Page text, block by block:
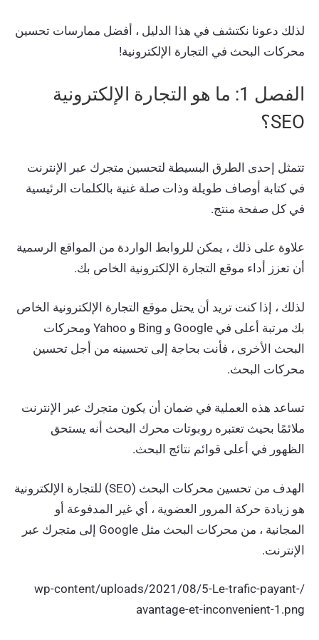
لذلك دعونا نكتشف في هذا الدليل ، أفضل ممارسات تحسين
محركات البحث في التجارة الإلكترونية!
الفصل 1: ما هو التجارة الإلكترونية
SEO؟
تتمثل إحدى الطرق البسيطة لتحسين متجرك عبر الإنترنت
في كتابة أوصاف طويلة وذات صلة غنية بالكلمات الرئيسية
في كل صفحة منتج.
علاوة على ذلك ، يمكن للروابط الواردة من المواقع الرسمية
أن تعزز أداء موقع التجارة الإلكترونية الخاص بك.
لذلك ، إذا كنت تريد أن يحتل موقع التجارة الإلكترونية الخاص
بك مرتبة أعلى في Google و Bing و Yahoo ومحركات
البحث الأخرى ، فأنت بحاجة إلى تحسينه من أجل تحسين
محركات البحث.
تساعد هذه العملية في ضمان أن يكون متجرك عبر الإنترنت
ملائمًا بحيث تعتبره روبوتات محرك البحث أنه يستحق
الظهور في أعلى قوائم نتائج البحث.
الهدف من تحسين محركات البحث (SEO) للتجارة الإلكترونية
هو زيادة حركة المرور العضوية ، أي غير المدفوعة أو
المجانية ، من محركات البحث مثل Google إلى متجرك عبر
الإنترنت.
/wp-content/uploads/2021/08/5-Le-trafic-payant-
avantage-et-inconvenient-1.png